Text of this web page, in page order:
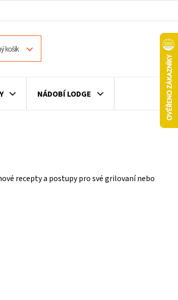
košík
NÁDOBÍ LODGE
recepty a postupy pro své grilovaní nebo